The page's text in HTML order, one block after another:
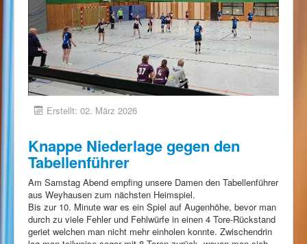
Erstellt: 02. März 2026
Knappe Niederlage gegen den
Tabellenführer
Am Samstag Abend empfing unsere Damen den Tabellenführer
aus Weyhausen zum nächsten Heimspiel.
Bis zur 10. Minute war es ein Spiel auf Augenhöhe, bevor man
durch zu viele Fehler und Fehlwürfe in einen 4 Tore-Rückstand
geriet welchen man nicht mehr einholen konnte. Zwischendrin